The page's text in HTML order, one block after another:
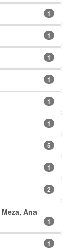
1
1
1
1
1
1
5
1
2
Ana
1
1